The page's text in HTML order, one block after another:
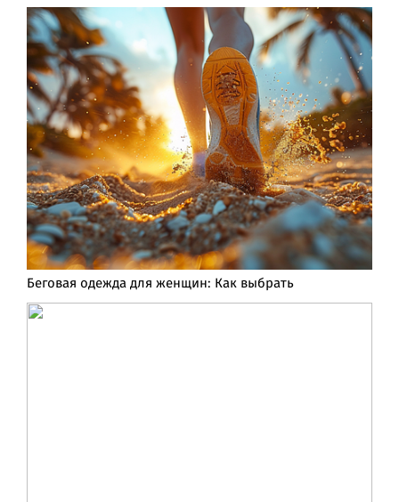
Беговая одежда для женщин: Как выбрать